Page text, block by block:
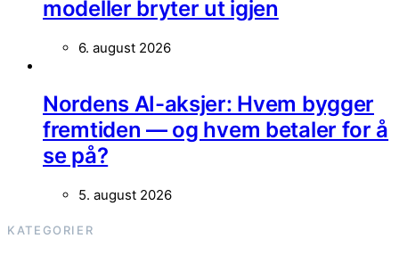
modeller bryter ut igjen
6. august 2026
Nordens AI-aksjer: Hvem bygger
fremtiden — og hvem betaler for å
se på?
5. august 2026
KATEGORIER